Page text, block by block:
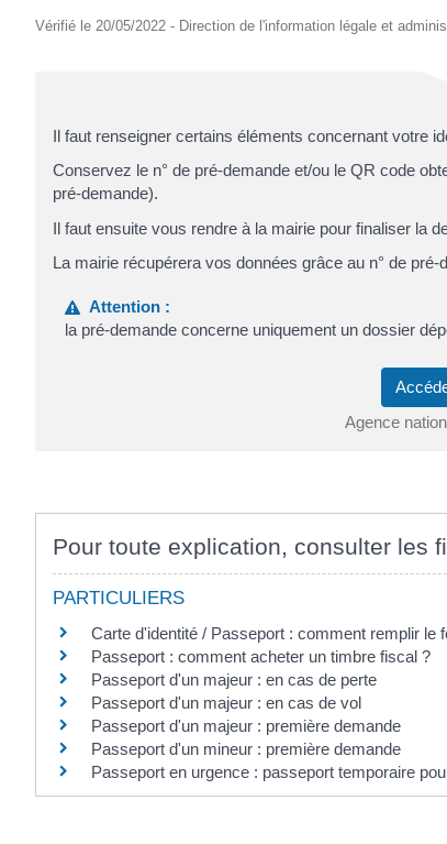
Vérifié le 20/05/2022 - Direction de l'information légale et
Il faut renseigner certains éléments concernant votre
Conservez le n° de pré-demande et/ou le QR code
pré-demande).
Il faut ensuite vous rendre à la mairie pour finaliser la
La mairie récupérera vos données grâce au n° de
Attention :
la pré-demande concerne uniquement un dossier
Agence
Pour toute explication, consulter les
PARTICULIERS
Carte d'identité / Passeport : comment remplir le
Passeport : comment acheter un timbre fiscal ?
Passeport d'un majeur : en cas de perte
Passeport d'un majeur : en cas de vol
Passeport d'un majeur : première demande
Passeport d'un mineur : première demande
Passeport en urgence : passeport temporaire